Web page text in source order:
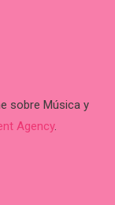
sobre Música y
Agency.